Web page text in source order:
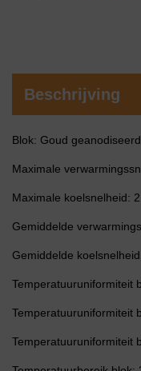
Beschrijving
Blok: Goud
Maximale
Maximale koelsnelheid:
Gemiddelde
Gemiddelde
Temperatuuruniformiteit
Temperatuuruniformiteit
Temperatuuruniformiteit